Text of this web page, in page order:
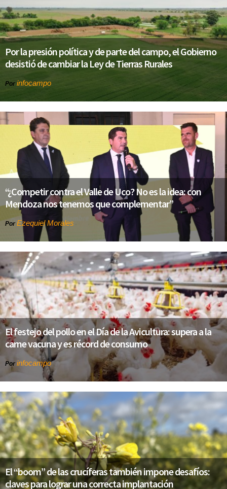
Por la presión política y de parte del campo, el Gobierno
desistió de cambiar la Ley de Tierras Rurales
Por infocampo
“¿Competir contra el Valle de Uco? No es la idea: con
Mendoza nos tenemos que complementar”
Por Ezequiel Morales
El festejo del pollo en el Día de la Avicultura: supera a la
carne vacuna y es récord de consumo
Por infocampo
El “boom” de las crucíferas también impone desafíos:
claves para lograr una correcta implantación